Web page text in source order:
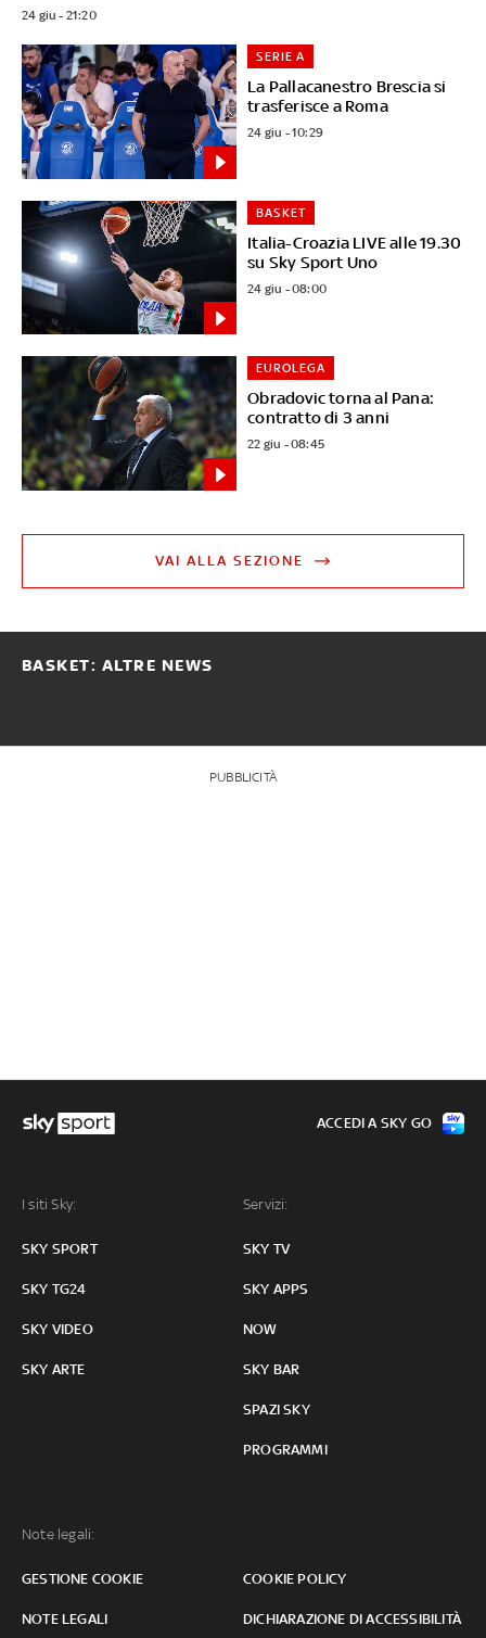
24 giu - 21:20
La Pallacanestro Brescia si
trasferisce a Roma
SERIE A
24 giu - 10:29
Italia-Croazia LIVE alle 19.30
su Sky Sport Uno
BASKET
24 giu - 08:00
Obradovic torna al Pana:
contratto di 3 anni
EUROLEGA
22 giu - 08:45
VAI ALLA SEZIONE
BASKET: ALTRE NEWS
PUBBLICITÀ
I siti Sky:
SKY SPORT
SKY TG24
SKY VIDEO
SKY ARTE
Servizi:
SKY TV
SKY APPS
NOW
SKY BAR
SPAZI SKY
PROGRAMMI
Note legali:
GESTIONE COOKIE COOKIE POLICY
NOTE LEGALI DICHIARAZIONE DI ACCESSIBILITÀ
ACCEDI A SKY GO